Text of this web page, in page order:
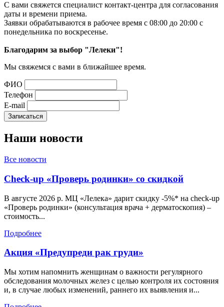
С вами свяжется специалист контакт-центра для согласования
даты и времени приема.
Заявки обрабатываются в рабочее время с 08:00 до 20:00 с
понедельника по воскресенье.
Благодарим за выбор "Лелеки"!
Мы свяжемся с вами в ближайшее время.
ФИО
Телефон
E-mail
Наши новости
Все новости
Check-up «Проверь родинки» со скидкой
В августе 2026 р. МЦ «Лелека» дарит скидку -5%* на check-up
«Проверь родинки» (консультация врача + дерматоскопия) –
стоимость...
Подробнее
Акция «Предупреди рак груди»
Мы хотим напомнить женщинам о важности регулярного
обследования молочных желез с целью контроля их состояния
и, в случае любых изменений, раннего их выявления и...